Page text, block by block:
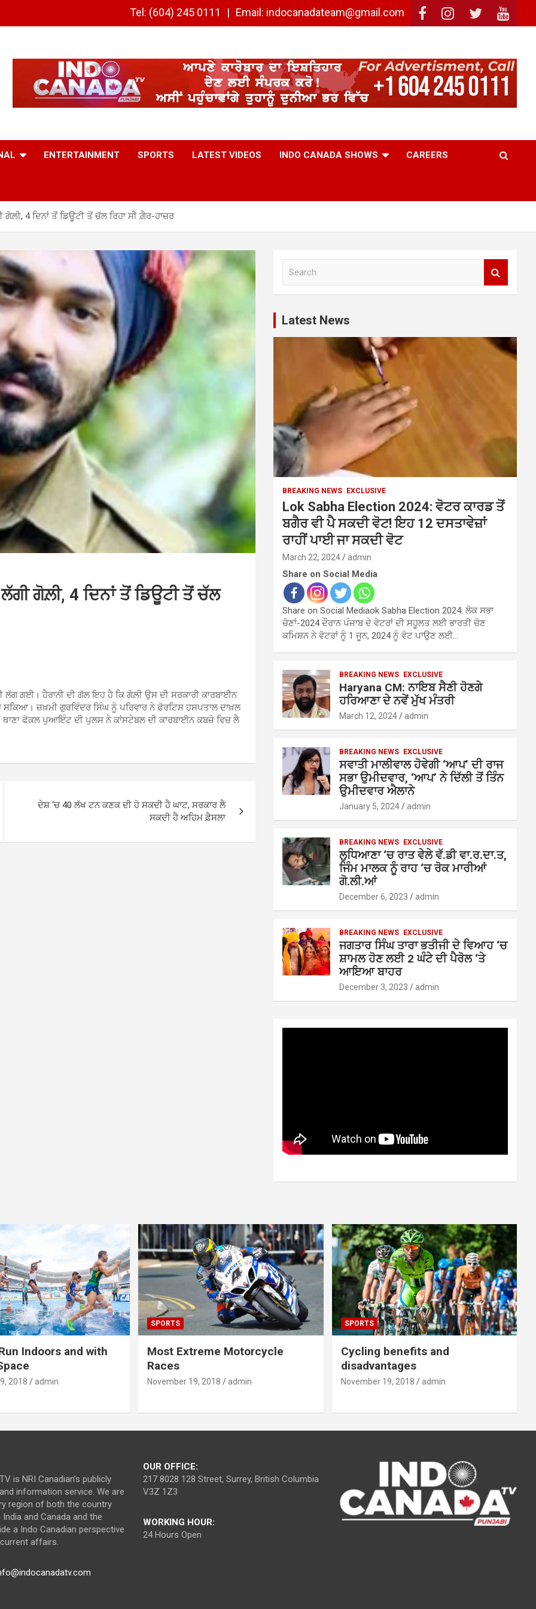
Tel: (604) 245 0111 Email: indocanadateam@gmail.com
ENTERTAINMENT SPORTS LATEST VIDEOS INDO CANADA SHOWS CAREERS
4 ਦਿਨਾਂ ਤੋਂ ਡਿਊਟੀ ਤੋਂ ਚੱਲ ਰਿਹਾ ਸੀ ਗ਼ੈਰ-ਹਾਜ਼ਰ
ਗੋਲ਼ੀ, 4 ਦਿਨਾਂ ਤੋਂ ਡਿਊਟੀ ਤੋਂ ਚੱਲ
ਗਈ। ਹੈਰਾਨੀ ਦੀ ਗੱਲ ਇਹ ਹੈ ਕਿ ਗੋਲ਼ੀ ਉਸ ਦੀ ਸਰਕਾਰੀ ਕਾਰਬਾਈਨ
ਜ਼ਖ਼ਮੀ ਗੁਰਵਿੰਦਰ ਸਿੰਘ ਨੂੰ ਪਰਿਵਾਰ ਨੇ ਫੋਰਟਿਸ ਹਸਪਤਾਲ ਦਾਖ਼ਲ
ਥਾਣਾ ਫੋਕਲ ਪੁਆਇੰਟ ਦੀ ਪੁਲਸ ਨੇ ਕਾਂਸਟੇਬਲ ਦੀ ਕਾਰਬਾਈਨ ਕਬਜ਼ੇ ਵਿਚ ਲੈ
ਦੇਸ਼ ‘ਚ 40 ਲੱਖ ਟਨ ਕਣਕ ਦੀ ਹੋ ਸਕਦੀ ਹੈ ਘਾਟ, ਸਰਕਾਰ ਲੈ
ਸਕਦੀ ਹੈ ਅਹਿਮ ਫ਼ੈਸਲਾ
c
h
Latest News
BREAKING NEWS EXCLUSIVE
Lok Sabha Election 2024: ਵੋਟਰ ਕਾਰਡ ਤੋਂ
ਬਗੈਰ ਵੀ ਪੈ ਸਕਦੀ ਵੋਟ! ਇਹ 12 ਦਸਤਾਵੇਜ਼ਾਂ
ਰਾਹੀਂ ਪਾਈ ਜਾ ਸਕਦੀ ਵੋਟ
March 22, 2024 admin
Share on Social Media
Share on Social Mediaok Sabha Election 2024: ਲੋਕ ਸਭਾ
ਚੋਣਾਂ-2024 ਦੌਰਾਨ ਪੰਜਾਬ ਦੇ ਵੋਟਰਾਂ ਦੀ ਸਹੂਲਤ ਲਈ ਭਾਰਤੀ ਚੋਣ
ਕਮਿਸ਼ਨ ਨੇ ਵੋਟਰਾਂ ਨੂੰ 1 ਜੂਨ, 2024 ਨੂੰ ਵੋਟ ਪਾਉਣ ਲਈ…
BREAKING NEWS EXCLUSIVE
Haryana CM: ਨਾਇਬ ਸੈਣੀ ਹੋਣਗੇ
ਹਰਿਆਣਾ ਦੇ ਨਵੇਂ ਮੁੱਖ ਮੰਤਰੀ
March 12, 2024 admin
BREAKING NEWS EXCLUSIVE
ਸਵਾਤੀ ਮਾਲੀਵਾਲ ਹੋਵੇਗੀ ‘ਆਪ’ ਦੀ ਰਾਜ
ਸਭਾ ਉਮੀਦਵਾਰ, ‘ਆਪ’ ਨੇ ਦਿੱਲੀ ਤੋਂ ਤਿੰਨ
ਉਮੀਦਵਾਰ ਐਲਾਨੇ
January 5, 2024 admin
BREAKING NEWS EXCLUSIVE
ਲੁਧਿਆਣਾ ‘ਚ ਰਾਤ ਵੇਲੇ ਵੱ.ਡੀ ਵਾ.ਰ.ਦਾ.ਤ,
ਜਿੰਮ ਮਾਲਕ ਨੂੰ ਰਾਹ ‘ਚ ਰੋਕ ਮਾਰੀਆਂ
ਗੋ.ਲੀ.ਆਂ
December 6, 2023 admin
BREAKING NEWS EXCLUSIVE
ਜਗਤਾਰ ਸਿੰਘ ਤਾਰਾ ਭਤੀਜੀ ਦੇ ਵਿਆਹ ‘ਚ
ਸ਼ਾਮਲ ਹੋਣ ਲਈ 2 ਘੰਟੇ ਦੀ ਪੈਰੋਲ ‘ਤੇ
ਆਇਆ ਬਾਹਰ
December 3, 2023 admin
Indoors and with
2018 admin
SPORTS
Most Extreme Motorcycle
Races
November 19, 2018 admin
SPORTS
Cycling benefits and
disadvantages
November 19, 2018 admin
is NRI Canadian’s publicly
information service. We are
region of both the country
and Canada and the
a Indo Canadian perspective
affairs.
OUR OFFICE:
217 8028 128 Street, Surrey, British Columbia
V3Z 1Z3
WORKING HOUR:
24 Hours Open